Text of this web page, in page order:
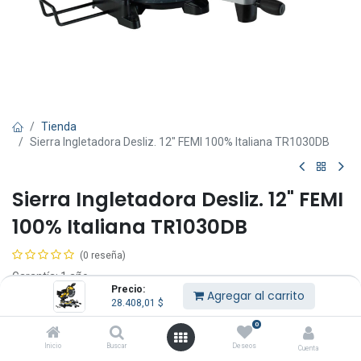
Precio:
28.408,01 $ Agregar al carrito
Inicio Buscar
0
Deseos Cuenta
Tienda
Sierra Ingletadora Desliz. 12" FEMI 100% Italiana TR1030DB
Sierra Ingletadora Desliz. 12" FEMI
100% Italiana TR1030DB
(0 reseña)
Garantía: 1 año.
Doble guía superior para una mejor rigidez en el cabezal.
28.408,01